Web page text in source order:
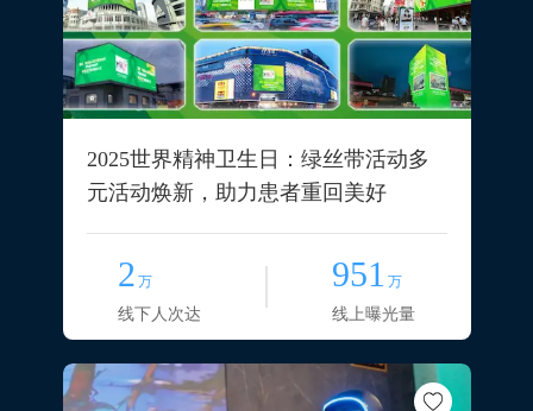
2025世界精神卫生日：绿丝带活动多
元活动焕新，助力患者重回美好
2 万
线下人次达
951 万
线上曝光量